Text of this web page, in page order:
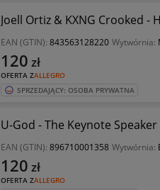
Joell Ortiz & KXNG Crooked -
EAN (GTIN): 843563128220 Wytwórnia:
OFERTA ZALLEGRO
120 zł
SPRZEDAJĄCY: OSOBA PRYWATNA
U-God - The Keynote Speaker
EAN (GTIN): 896710001358 Wytwórnia:
OFERTA ZALLEGRO
120 zł